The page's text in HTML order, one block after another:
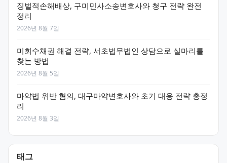
징벌적손해배상, 구미민사소송변호사와 청구 전략 완전
정리
2026년 8월 7일
미회수채권 해결 전략, 서초법무법인 상담으로 실마리를
찾는 방법
2026년 8월 5일
마약법 위반 혐의, 대구마약변호사와 초기 대응 전략 총정
리
2026년 8월 3일
태그